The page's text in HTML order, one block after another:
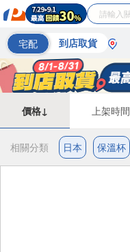
宅配 到店取貨
價格↓ 上架時間
相關分類 日本 保溫杯